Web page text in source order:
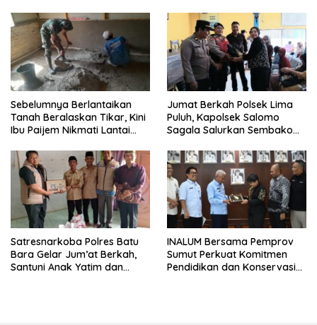
Sebelumnya Berlantaikan
Tanah Beralaskan Tikar, Kini
Ibu Paijem Nikmati Lantai
Satgas TMMD Ke-129 Kodim
0208/Asahan
Jumat Berkah Polsek Lima
Puluh, Kapolsek Salomo
Sagala Salurkan Sembako
Gambus
Satresnarkoba Polres Batu
Bara Gelar Jum’at Berkah,
Santuni Anak Yatim dan
INALUM Bersama Pemprov
Sumut Perkuat Komitmen
Pendidikan dan Konservasi